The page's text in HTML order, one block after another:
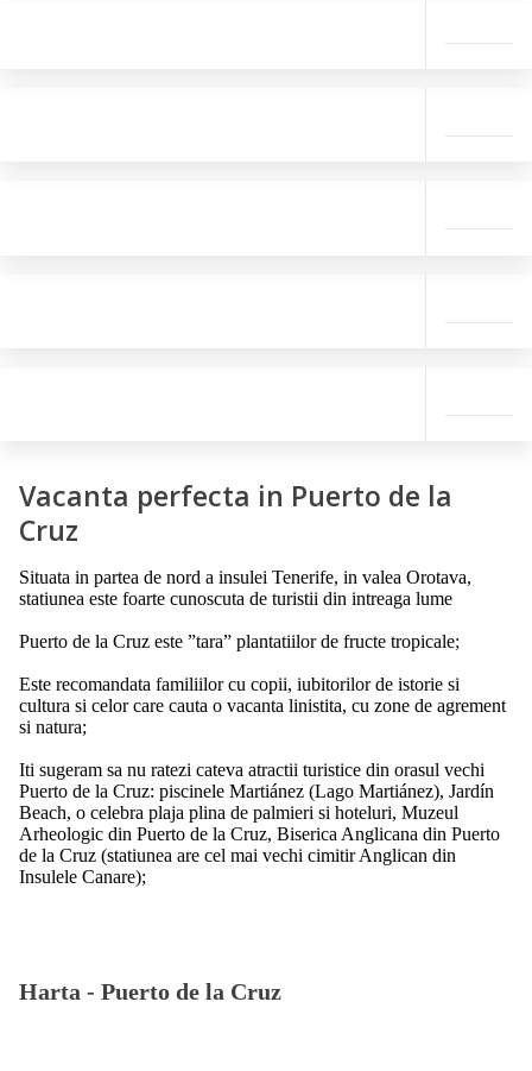
Vacanta perfecta in Puerto de la
Cruz
Situata in partea de nord a insulei Tenerife, in valea Orotava,
statiunea este foarte cunoscuta de turistii din intreaga lume
Puerto de la Cruz este ”tara” plantatiilor de fructe tropicale;
Este recomandata familiilor cu copii, iubitorilor de istorie si
cultura si celor care cauta o vacanta linistita, cu zone de agrement
si natura;
Iti sugeram sa nu ratezi cateva atractii turistice din orasul vechi
Puerto de la Cruz: piscinele Martiánez (Lago Martiánez), Jardín
Beach, o celebra plaja plina de palmieri si hoteluri, Muzeul
Arheologic din Puerto de la Cruz, Biserica Anglicana din Puerto
de la Cruz (statiunea are cel mai vechi cimitir Anglican din
Insulele Canare);
Harta - Puerto de la Cruz